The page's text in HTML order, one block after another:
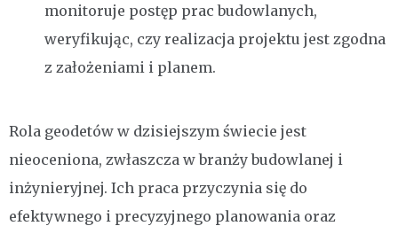
monitoruje postęp prac budowlanych,
weryfikując, czy realizacja projektu jest zgodna
z założeniami i planem.
Rola geodetów w dzisiejszym świecie jest
nieoceniona, zwłaszcza w branży budowlanej i
inżynieryjnej. Ich praca przyczynia się do
efektywnego i precyzyjnego planowania oraz